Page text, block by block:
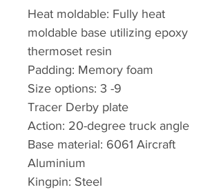
Heat moldable: Fully heat
moldable base utilizing epoxy
thermoset resin
Padding: Memory foam
Size options: 3 -9
Tracer Derby plate
Action: 20-degree truck angle
Base material: 6061 Aircraft
Aluminium
Kingpin: Steel